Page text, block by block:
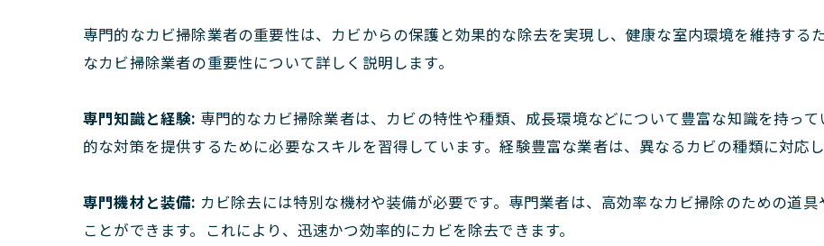
専門的なカビ掃除業者の重要性は、カビからの保護と効果的な除去を実現し、健康な室内環境を維持する
なカビ掃除業者の重要性について詳しく説明します。
専門知識と経験: 専門的なカビ掃除業者は、カビの特性や種類、成長環境などについて豊富な知識を持っ
的な対策を提供するために必要なスキルを習得しています。経験豊富な業者は、異なるカビの種類に対応
専門機材と装備: カビ除去には特別な機材や装備が必要です。専門業者は、高効率なカビ掃除のための道
ことができます。これにより、迅速かつ効率的にカビを除去できます。